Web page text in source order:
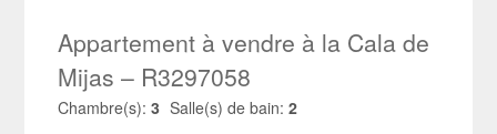
Appartement à vendre à la Cala de
Mijas – R3297058
Chambre(s): 3 Salle(s) de bain: 2